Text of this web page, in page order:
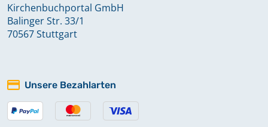
Kirchenbuchportal GmbH
Balinger Str. 33/1
70567 Stuttgart
Unsere Bezahlarten